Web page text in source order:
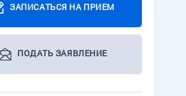
ЗАПИСАТЬСЯ НА ПРИЕМ
ПОДАТЬ ЗАЯВЛЕНИЕ